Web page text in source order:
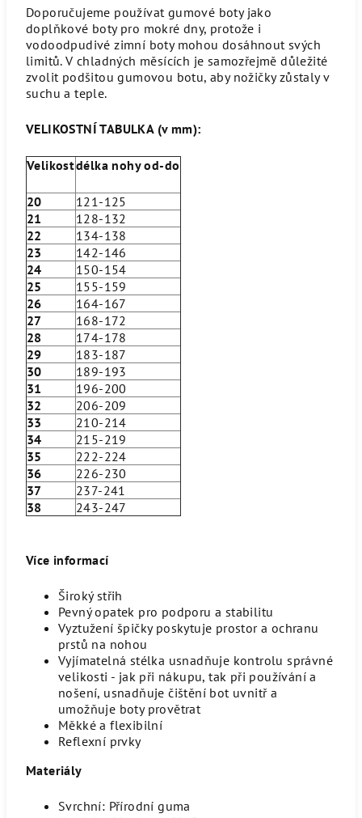
Doporučujeme používat gumové boty jako
doplňkové boty pro mokré dny, protože i
vodoodpudivé zimní boty mohou dosáhnout svých
limitů. V chladných měsících je samozřejmě důležité
zvolit podšitou gumovou botu, aby nožičky zůstaly v
suchu a teple.
VELIKOSTNÍ TABULKA (v mm):
Velikostdélka nohy od-do
20
121-125
21
128-132
22
134-138
23
142-146
24
150-154
25
155-159
26
164-167
27
168-172
28
174-178
29
183-187
30
189-193
31
196-200
32
206-209
33
210-214
34
215-219
35
222-224
36
226-230
37
237-241
38
243-247
Více informací
Široký střih
Pevný opatek pro podporu a stabilitu
Vyztužení špičky poskytuje prostor a ochranu
prstů na nohou
Vyjímatelná stélka usnadňuje kontrolu správné
velikosti - jak při nákupu, tak při používání a
nošení, usnadňuje čištění bot uvnitř a
umožňuje boty provětrat
Měkké a flexibilní
Reflexní prvky
Materiály
Svrchní: Přírodní guma